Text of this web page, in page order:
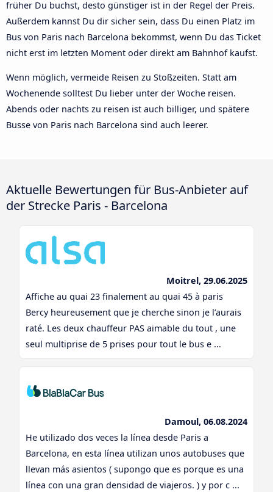
früher Du buchst, desto günstiger ist in der Regel der Preis.
Außerdem kannst Du dir sicher sein, dass Du einen Platz im
Bus von Paris nach Barcelona bekommst, wenn Du das Ticket
nicht erst im letzten Moment oder direkt am Bahnhof kaufst.
Wenn möglich, vermeide Reisen zu Stoßzeiten. Statt am
Wochenende solltest Du lieber unter der Woche reisen.
Abends oder nachts zu reisen ist auch billiger, und spätere
Busse von Paris nach Barcelona sind auch leerer.
Aktuelle Bewertungen für Bus-Anbieter auf
der Strecke Paris - Barcelona
Moitrel, 29.06.2025
Affiche au quai 23 finalement au quai 45 à paris
Bercy heureusement que je cherche sinon je l’aurais
raté. Les deux chauffeur PAS aimable du tout , une
seul multiprise de 5 prises pour tout le bus e ...
Damoul, 06.08.2024
He utilizado dos veces la línea desde Paris a
Barcelona, en esta línea utilizan unos autobuses que
llevan más asientos ( supongo que es porque es una
línea con una gran densidad de viajeros. ) y por c ...